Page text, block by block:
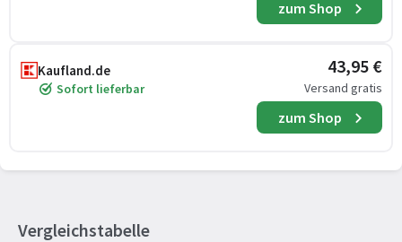
zum Shop
Kaufland.de
Sofort lieferbar
43,95 €
Versand gratis
zum Shop
Vergleichstabelle